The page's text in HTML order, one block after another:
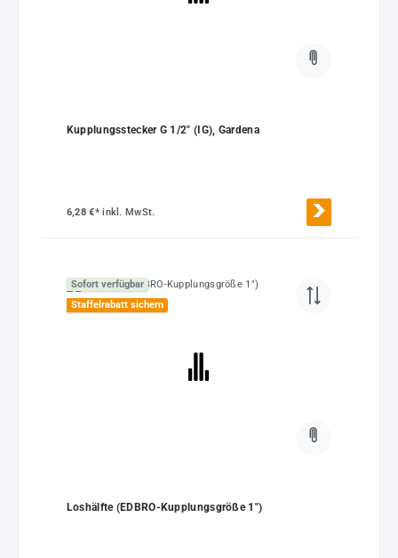
Kupplungsstecker G 1/2" (IG), Gardena
6,28 €*inkl. MwSt.
Sofort verfügbar
Staffelrabatt sichern
Loshälfte (EDBRO-Kupplungsgröße 1")